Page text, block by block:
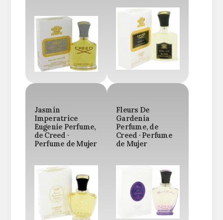
Jasmin
Imperatrice
Eugenie Perfume,
de Creed ·
Perfume de Mujer
Fleurs De
Gardenia
Perfume, de
Creed · Perfume
de Mujer